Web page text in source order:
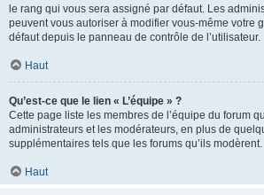
le rang qui vous sera assigné par défaut. Les
peuvent vous autoriser à modifier vous-même votre
défaut depuis le panneau de contrôle de l’utilisateur.
Haut
Qu’est-ce que le lien « L’équipe » ?
Cette page liste les membres de l’équipe du forum
administrateurs et les modérateurs, en plus de
supplémentaires tels que les forums qu’ils modèrent.
Haut